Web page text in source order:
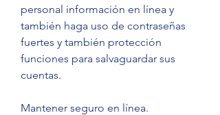
personal información en línea y
también haga uso de contraseñas
fuertes y también protección
funciones para salvaguardar sus
cuentas.
Mantener seguro en línea.